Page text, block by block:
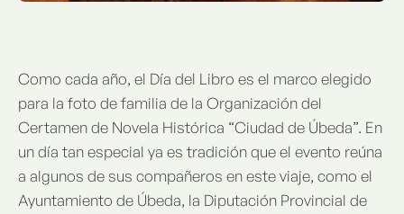
Como cada año, el Día del Libro es el marco elegido
para la foto de familia de la Organización del
Certamen de Novela Histórica “Ciudad de Úbeda”. En
un día tan especial ya es tradición que el evento reúna
a algunos de sus compañeros en este viaje, como el
Ayuntamiento de Úbeda, la Diputación Provincial de